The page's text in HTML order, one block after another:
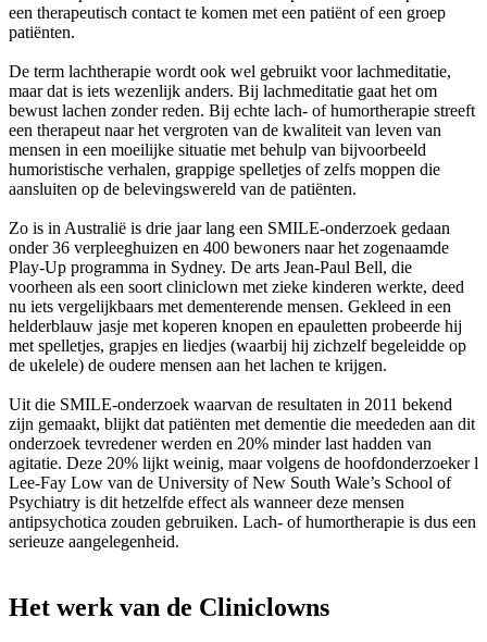
een therapeutisch contact te komen met een patiënt of een groep
patiënten.
De term lachtherapie wordt ook wel gebruikt voor lachmeditatie,
maar dat is iets wezenlijk anders. Bij lachmeditatie gaat het om
bewust lachen zonder reden. Bij echte lach- of humortherapie streeft
een therapeut naar het vergroten van de kwaliteit van leven van
mensen in een moeilijke situatie met behulp van bijvoorbeeld
humoristische verhalen, grappige spelletjes of zelfs moppen die
aansluiten op de belevingswereld van de patiënten.
Zo is in Australië is drie jaar lang een SMILE-onderzoek gedaan
onder 36 verpleeghuizen en 400 bewoners naar het zogenaamde
Play-Up programma in Sydney. De arts Jean-Paul Bell, die
voorheen als een soort cliniclown met zieke kinderen werkte, deed
nu iets vergelijkbaars met dementerende mensen. Gekleed in een
helderblauw jasje met koperen knopen en epauletten probeerde hij
met spelletjes, grapjes en liedjes (waarbij hij zichzelf begeleidde op
de ukelele) de oudere mensen aan het lachen te krijgen.
Uit die SMILE-onderzoek waarvan de resultaten in 2011 bekend
zijn gemaakt, blijkt dat patiënten met dementie die meededen aan dit
onderzoek tevredener werden en 20% minder last hadden van
agitatie. Deze 20% lijkt weinig, maar volgens de hoofdonderzoeker l
Lee-Fay Low van de University of New South Wale’s School of
Psychiatry is dit hetzelfde effect als wanneer deze mensen
antipsychotica zouden gebruiken. Lach- of humortherapie is dus een
serieuze aangelegenheid.
Het werk van de Cliniclowns